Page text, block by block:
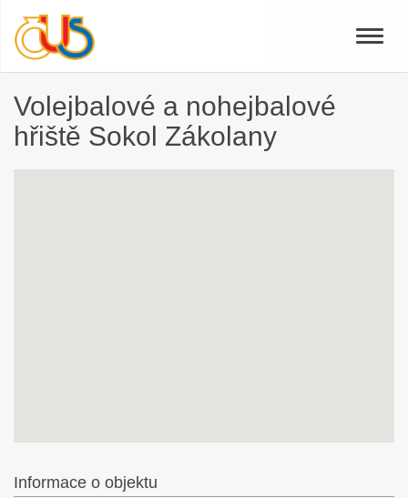
Toggle
Volejbalové a nohejbalové
hřiště Sokol Zákolany
Informace o objektu